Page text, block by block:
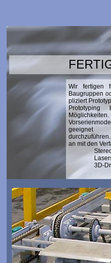
Wir fertigen
Baugruppen
pliziert
Prototyping
geeignet
an mit den
3D-